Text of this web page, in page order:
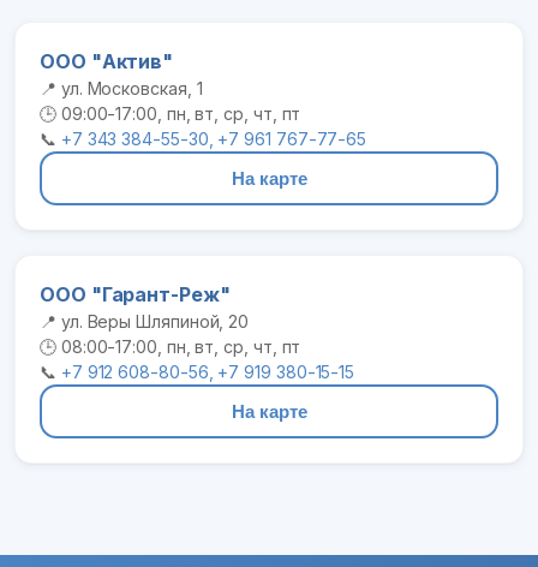
ООО "Актив"
📍 ул. Московская, 1
🕒 09:00-17:00, пн, вт, ср, чт, пт
📞 +7 343 384-55-30, +7 961 767-77-65
На карте
ООО "Гарант-Реж"
📍 ул. Веры Шляпиной, 20
🕒 08:00-17:00, пн, вт, ср, чт, пт
📞 +7 912 608-80-56, +7 919 380-15-15
На карте